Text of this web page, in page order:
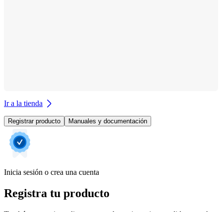
Ir a la tienda
Registrar producto Manuales y documentación
Inicia sesión o crea una cuenta
Registra tu producto